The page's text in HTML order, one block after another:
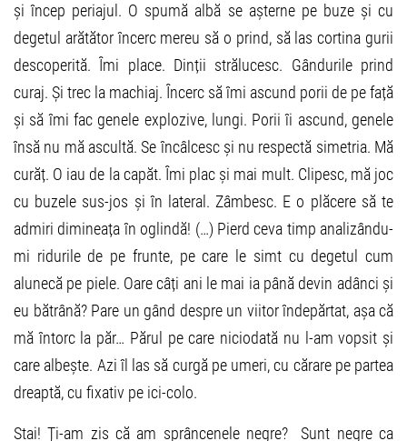
și încep periajul. O spumă albă se așterne pe buze și cu
degetul arătător încerc mereu să o prind, să las cortina gurii
descoperită. Îmi place. Dinții strălucesc. Gândurile prind
curaj. Și trec la machiaj. Încerc să îmi ascund porii de pe față
și să îmi fac genele explozive, lungi. Porii îi ascund, genele
însă nu mă ascultă. Se încâlcesc și nu respectă simetria. Mă
curăț. O iau de la capăt. Îmi plac și mai mult. Clipesc, mă joc
cu buzele sus-jos și în lateral. Zâmbesc. E o plăcere să te
admiri dimineața în oglindă! (…) Pierd ceva timp analizându-
mi ridurile de pe frunte, pe care le simt cu degetul cum
alunecă pe piele. Oare câți ani le mai ia până devin adânci și
eu bătrână? Pare un gând despre un viitor îndepărtat, așa că
mă întorc la păr… Părul pe care niciodată nu l-am vopsit și
care albește. Azi îl las să curgă pe umeri, cu cărare pe partea
dreaptă, cu fixativ pe ici-colo.
Stai! Ți-am zis că am sprâncenele negre? Sunt negre ca